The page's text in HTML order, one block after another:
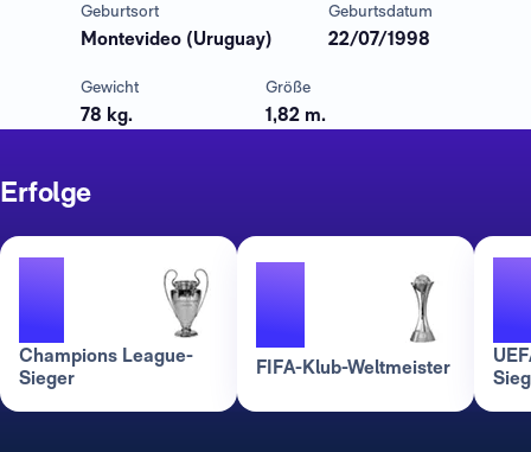
Geburtsort
Montevideo (Uruguay)
Geburtsdatum
22/07/1998
Gewicht
78 kg.
Größe
1,82 m.
Erfolge
2
Champions League-
Sieger
3
FIFA-Klub-Weltmeister